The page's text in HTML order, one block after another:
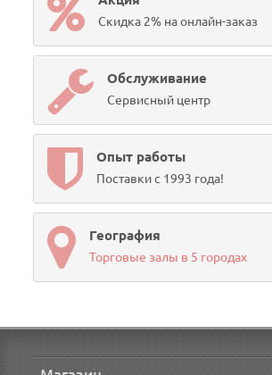
Скидка 2% на онлайн-заказ
Обслуживание
Сервисный центр
Опыт работы
Поставки с 1993 года!
География
Торговые залы в 5 городах